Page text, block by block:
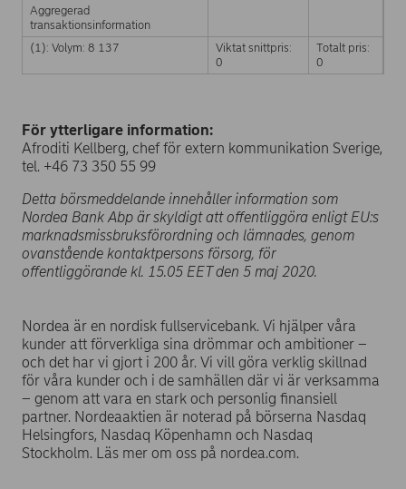
Aggregerad
transaktionsinformation
(1): Volym: 8 137
Viktat snittpris:
0
Totalt pris:
0
För ytterligare information:
Afroditi Kellberg, chef för extern kommunikation Sverige,
tel. +46 73 350 55 99
Detta börsmeddelande innehåller information som
Nordea Bank Abp är skyldigt att offentliggöra enligt EU:s
marknadsmissbruksförordning och lämnades, genom
ovanstående kontaktpersons försorg, för
offentliggörande kl. 15.05 EET den 5 maj 2020.
Nordea är en nordisk fullservicebank. Vi hjälper våra
kunder att förverkliga sina drömmar och ambitioner –
och det har vi gjort i 200 år. Vi vill göra verklig skillnad
för våra kunder och i de samhällen där vi är verksamma
– genom att vara en stark och personlig finansiell
partner. Nordeaaktien är noterad på börserna Nasdaq
Helsingfors, Nasdaq Köpenhamn och Nasdaq
Stockholm. Läs mer om oss på nordea.com.